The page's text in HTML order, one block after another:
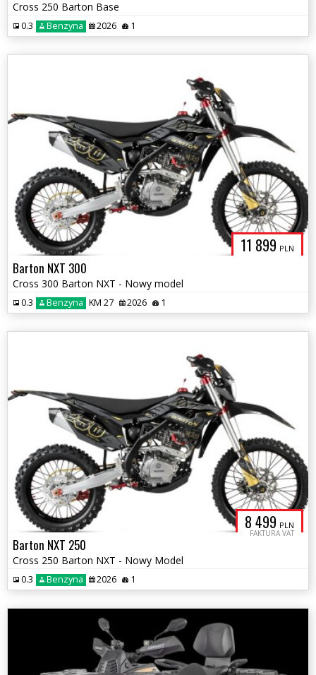
Cross 250 Barton Base
0.3 Benzyna 2026 1
11 899 PLN
Barton NXT 300
Cross 300 Barton NXT - Nowy model
0.3 Benzyna KM 27 2026 1
8 499 PLN
FAKTURA VAT
Barton NXT 250
Cross 250 Barton NXT - Nowy Model
0.3 Benzyna 2026 1